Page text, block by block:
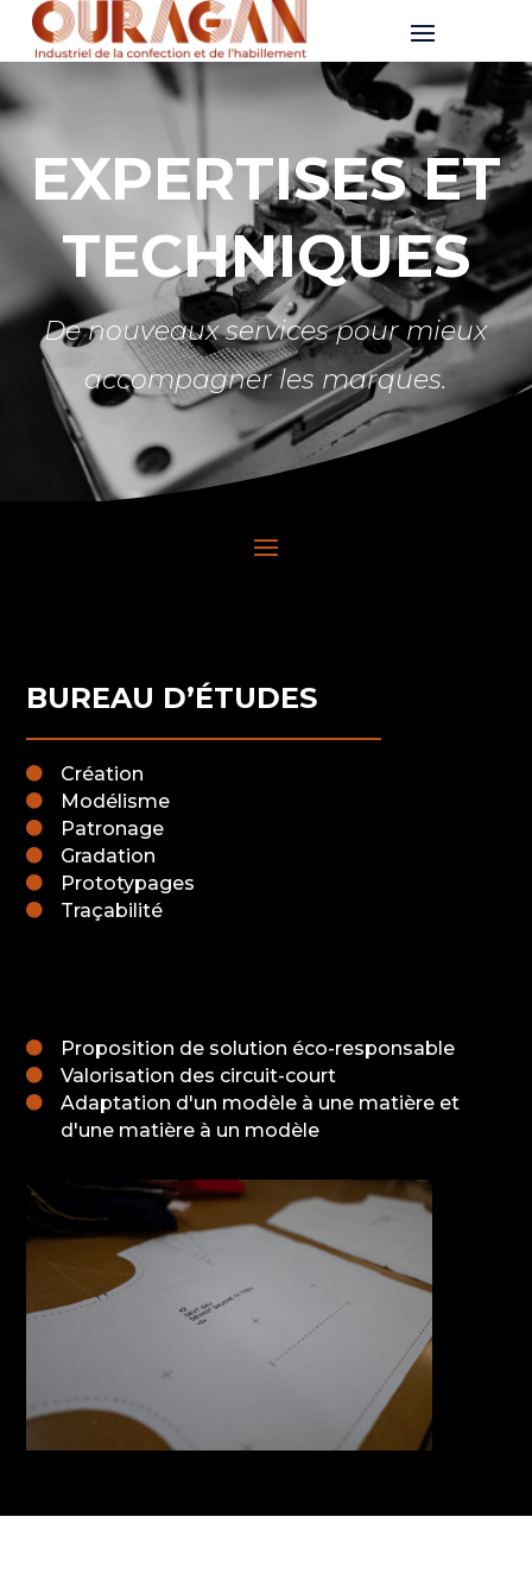
EXPERTISES ET
TECHNIQUES
De nouveaux services pour mieux
accompagner les marques.
BUREAU D’ÉTUDES
 Création
 Modélisme
 Patronage
 Gradation
 Prototypages
 Traçabilité
 Proposition de solution éco-responsable
 Valorisation des circuit-court

Adaptation d'un modèle à une matière et
d'une matière à un modèle